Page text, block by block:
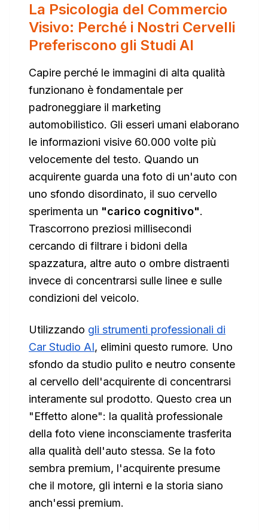
La Psicologia del Commercio
Visivo: Perché i Nostri Cervelli
Preferiscono gli Studi AI
Capire perché le immagini di alta qualità
funzionano è fondamentale per
padroneggiare il marketing
automobilistico. Gli esseri umani elaborano
le informazioni visive 60.000 volte più
velocemente del testo. Quando un
acquirente guarda una foto di un'auto con
uno sfondo disordinato, il suo cervello
sperimenta un "carico cognitivo".
Trascorrono preziosi millisecondi
cercando di filtrare i bidoni della
spazzatura, altre auto o ombre distraenti
invece di concentrarsi sulle linee e sulle
condizioni del veicolo.
Utilizzando gli strumenti professionali di
Car Studio AI, elimini questo rumore. Uno
sfondo da studio pulito e neutro consente
al cervello dell'acquirente di concentrarsi
interamente sul prodotto. Questo crea un
"Effetto alone": la qualità professionale
della foto viene inconsciamente trasferita
alla qualità dell'auto stessa. Se la foto
sembra premium, l'acquirente presume
che il motore, gli interni e la storia siano
anch'essi premium.